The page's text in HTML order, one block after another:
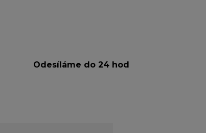
Odesíláme do 24 hod